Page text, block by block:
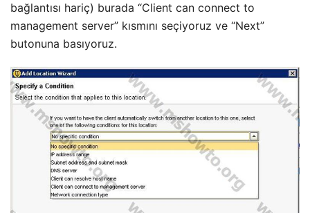
bağlantısı hariç) burada “Client can connect to
management server” kısmını seçiyoruz ve “Next”
butonuna basıyoruz.